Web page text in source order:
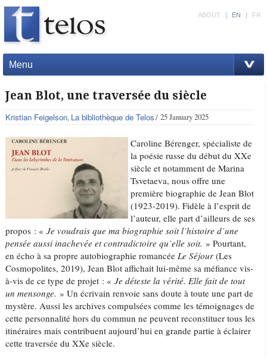
Menu
ABOUT | EN | FR
Jean Blot, une traversée du siècle
Kristian Feigelson La bibliothèque de Telos 25 January 2025
Caroline Bérenger, spécialiste de
la poésie russe du début du XXe
siècle et notamment de Marina
Tsvetaeva, nous offre une
première biographie de Jean Blot
(1923-2019). Fidèle à l’esprit de
l’auteur, elle part d’ailleurs de ses
propos : «Je voudrais que ma biographie soit l’histoire d’une
pensée aussi inachevée et contradictoire qu’elle soit. » Pourtant,
en écho à sa propre autobiographie romancéeLe Séjour(Les
Cosmopolites, 2019), Jean Blot affichait lui-même sa méfiance vis-
à-vis de ce type de projet : «Je déteste la vérité. Elle fait de tout
un mensonge.» Un écrivain renvoie sans doute à toute une part de
mystère. Aussi les archives compulsées comme les témoignages de
cette personnalité hors du commun ne peuvent reconstituer tous les
itinéraires mais contribuent aujourd’hui en grande partie à éclairer
cette traversée du XXe siècle.